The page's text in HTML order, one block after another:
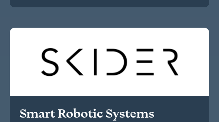
Smart Robotic Systems